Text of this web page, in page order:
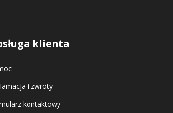
klienta
i zwroty
kontaktowy